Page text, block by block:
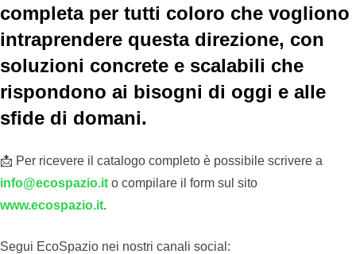
completa per tutti coloro che vogliono
intraprendere questa direzione, con
soluzioni concrete e scalabili che
rispondono ai bisogni di oggi e alle
sfide di domani.
📩 Per ricevere il catalogo completo è possibile scrivere a
info@ecospazio.it o compilare il form sul sito
www.ecospazio.it.
Segui EcoSpazio nei nostri canali social: